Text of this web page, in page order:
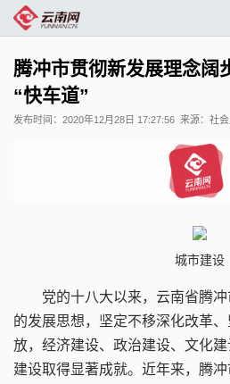
腾冲市贯彻新发展理念阔
“快车道”
发布时间： 2020年12月28日 17:27:56 来源： 社
城市建设
党的十八大以来，云南省腾冲
的发展思想，坚定不移深化改革
放，经济建设、政治建设、文化
建设取得显著成就。近年来，腾